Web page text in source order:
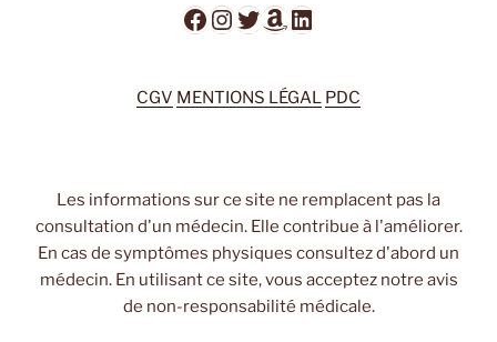
Facebook
Instagram
Twitter
Amazon
LinkedIn
CGV MENTIONS LÉGAL PDC
Les informations sur ce site ne remplacent pas la
consultation d'un médecin. Elle contribue à l'améliorer.
En cas de symptômes physiques consultez d'abord un
médecin. En utilisant ce site, vous acceptez notre avis
de non-responsabilité médicale.